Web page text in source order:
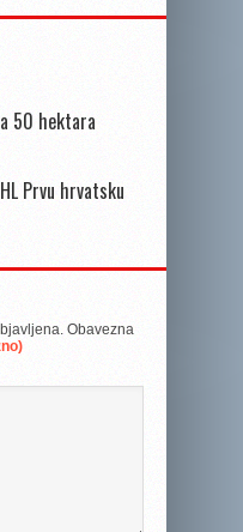
50 hektara
Prvu hrvatsku
Obavezna